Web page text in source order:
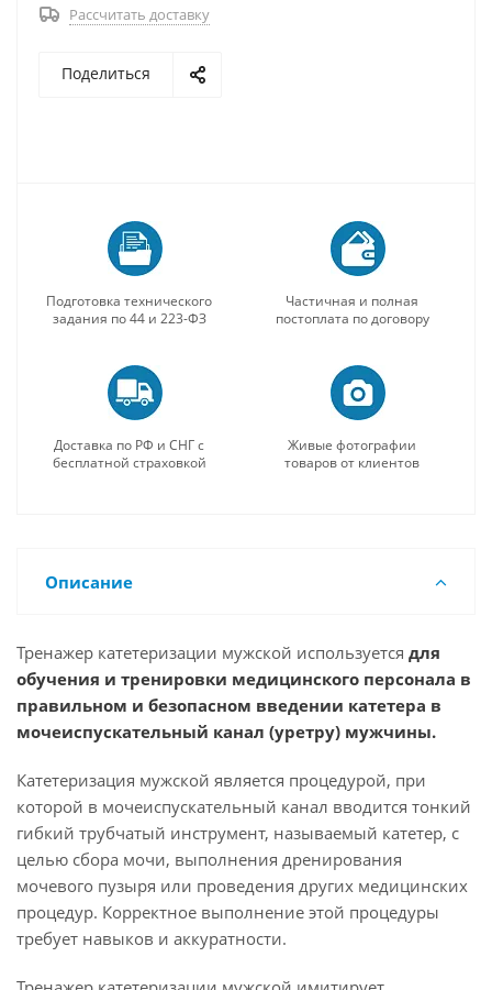
Рассчитать доставку
Поделиться
Подготовка технического
задания по 44 и 223-ФЗ
Частичная и полная
постоплата по договору
Доставка по РФ и СНГ с
бесплатной страховкой
Живые фотографии
товаров от клиентов
Описание
Тренажер катетеризации мужской используется для
обучения и тренировки медицинского персонала в
правильном и безопасном введении катетера в
мочеиспускательный канал (уретру) мужчины.
Катетеризация мужской является процедурой, при
которой в мочеиспускательный канал вводится тонкий
гибкий трубчатый инструмент, называемый катетер, с
целью сбора мочи, выполнения дренирования
мочевого пузыря или проведения других медицинских
процедур. Корректное выполнение этой процедуры
требует навыков и аккуратности.